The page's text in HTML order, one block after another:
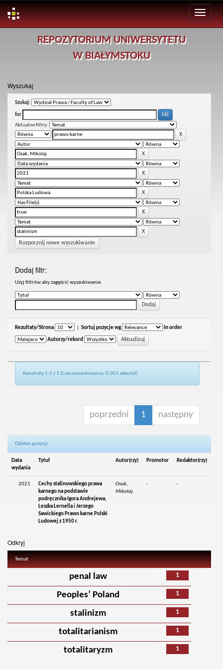
REPOZYTORIUM UNIWERSYTETU
W BIAŁYMSTOKU
Wyszukaj
Szukaj:
for
Aktualne filtry:
Rozpocznij nowe wyszukiwanie
Dodaj filtr:
Uzyj filtrów aby zagęścić wyszukiwanie.
Rezultaty/Strona Sortuj pozycje wg In order
Autorzy/rekord
Rezultaty 1-1 z 1 (Czas wyszukiwania: 0.001 sekund).
poprzedni 1 następny
Odsłon pozycji:
Data
wydania
Tytuł Autor(rzy) Promotor Redaktor(rzy)
2021
Cechy stalinowskiego prawa
karnego na podstawie
podręcznika Igora Andrejewa,
Leszka Lernella i Jerzego
Sawickiego Prawo karne Polski
Ludowej z 1950 r.
Osak,
Mikołaj
- -
Odkryj
Temat
1
penal law
1
Peoples’ Poland
1
stalinizm
1
totalitarianism
1
totalitaryzm